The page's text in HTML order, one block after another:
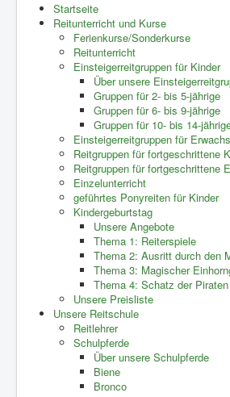
Startseite
Reitunterricht und Kurse
Ferienkurse/Sonderkurse
Reitunterricht
Einsteigerreitgruppen für Kinder
Über unsere
Gruppen für 2- bis 5-jährige
Gruppen für 6- bis 9-jährige
Gruppen für 10- bis 14-
Einsteigerreitgruppen für
Reitgruppen für fortgeschrittene
Reitgruppen für fortgeschrittene
Einzelunterricht
geführtes Ponyreiten für Kinder
Kindergeburtstag
Unsere Angebote
Thema 1: Reiterspiele
Thema 2: Ausritt durch den
Thema 3: Magischer
Thema 4: Schatz der Piraten
Unsere Preisliste
Unsere Reitschule
Reitlehrer
Schulpferde
Über unsere Schulpferde
Biene
Bronco